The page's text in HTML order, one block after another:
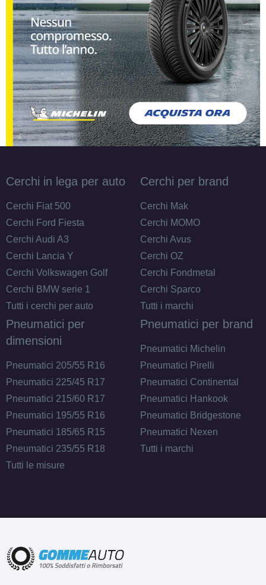
Cerchi in lega per auto
Cerchi Fiat 500
Cerchi Ford Fiesta
Cerchi Audi A3
Cerchi Lancia Y
Cerchi Volkswagen Golf
Cerchi BMW serie 1
Tutti i cerchi per auto
Cerchi per brand
Cerchi Mak
Cerchi MOMO
Cerchi Avus
Cerchi OZ
Cerchi Fondmetal
Cerchi Sparco
Tutti i marchi
Pneumatici per
dimensioni
Pneumatici 205/55 R16
Pneumatici 225/45 R17
Pneumatici 215/60 R17
Pneumatici 195/55 R16
Pneumatici 185/65 R15
Pneumatici 235/55 R18
Tutti le misure
Pneumatici per brand
Pneumatici Michelin
Pneumatici Pirelli
Pneumatici Continental
Pneumatici Hankook
Pneumatici Bridgestone
Pneumatici Nexen
Tutti i marchi